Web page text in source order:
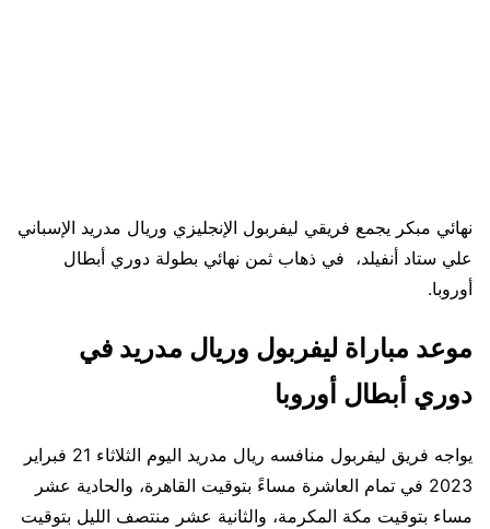
نهائي مبكر يجمع فريقي ليفربول الإنجليزي وريال مدريد الإسباني
علي ستاد أنفيلد، في ذهاب ثمن نهائي بطولة دوري أبطال
أوروبا.
موعد مباراة ليفربول وريال مدريد في
دوري أبطال أوروبا
يواجه فريق ليفربول منافسه ريال مدريد اليوم الثلاثاء 21 فبراير
2023 في تمام العاشرة مساءً بتوقيت القاهرة، والحادية عشر
مساء بتوقيت مكة المكرمة، والثانية عشر منتصف الليل بتوقيت